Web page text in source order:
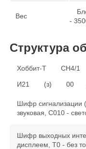
Вес
-
Структура
Хоббит-Т CH4/1
И21 (з) 00
Шифр сигнализации
звуковая, С010 -
Шифр выходных
дисплеем, Т0 - без